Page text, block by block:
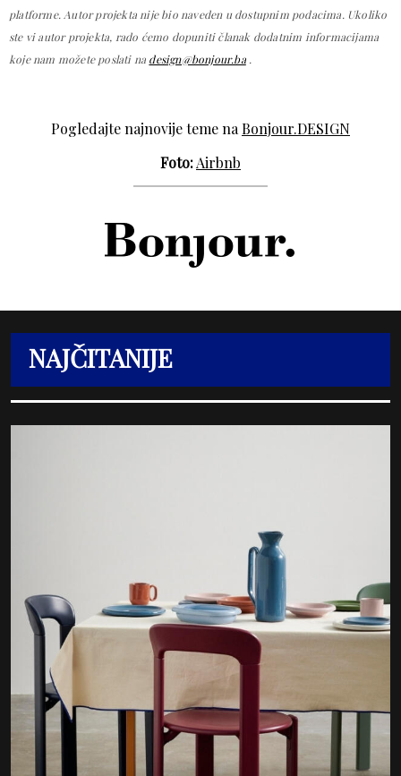
platforme. Autor projekta nije bio naveden u dostupnim podacima. Ukoliko
ste vi autor projekta, rado ćemo dopuniti članak dodatnim informacijama
koje nam možete poslati na design@bonjour.ba.
Pogledajte najnovije teme na Bonjour.DESIGN
Foto:Airbnb
NAJČITANIJE